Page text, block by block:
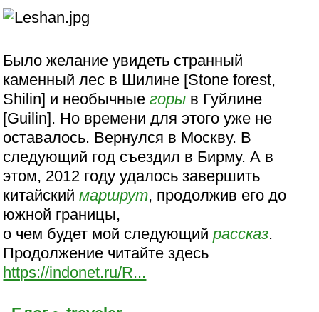
Было желание увидеть странный
каменный лес в Шилине [Stone forest,
Shilin] и необычныегоры в Гуйлине
[Guilin]. Но времени для этого уже не
оставалось. Вернулся в Москву. В
следующий год съездил в Бирму. А в
этом, 2012 году удалось завершить
китайскиймаршрут, продолжив его до
южной границы,
о чем будет мой следующийрассказ.
Продолжение читайте здесь
https://indonet.ru/R...